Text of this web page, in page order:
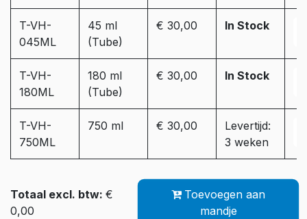
T-VH-
045ML
45 ml
(Tube)
€ 30,00 In Stock
T-VH-
180ML
180 ml
(Tube)
€ 30,00 In Stock
T-VH-
750ML
750 ml € 30,00
Levertijd:
3 weken
Totaal excl. btw: €
0,00
Toevoegen aan
mandje